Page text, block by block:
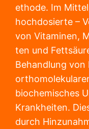
ethode. Im
hochdosierte –
von Vitaminen,
ten und
Behandlung von
biochemisches
Krankheiten.
durch